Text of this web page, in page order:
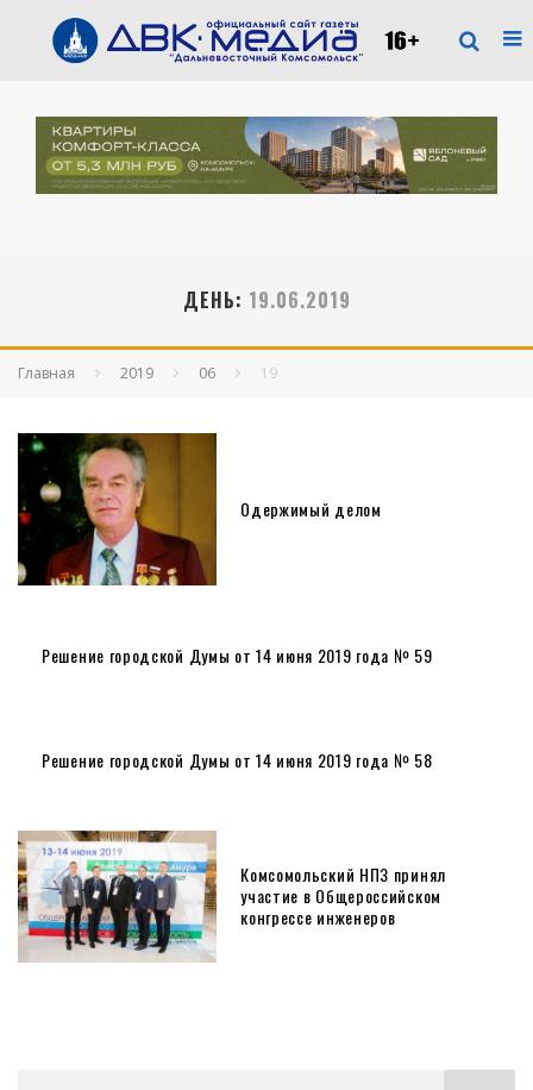
ДЕНЬ: 19.06.2019
Главная 2019 06 19
Одержимый делом
Решение городской Думы от 14 июня 2019 года № 59
Решение городской Думы от 14 июня 2019 года № 58
Комсомольский НПЗ принял
участие в Общероссийском
конгрессе инженеров